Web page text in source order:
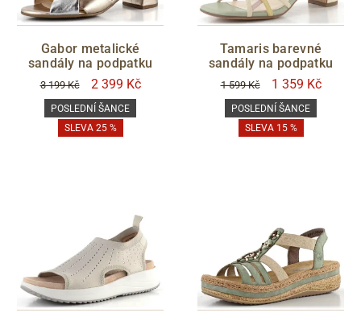
Gabor metalické
sandály na podpatku
3 199 Kč 2 399 Kč
POSLEDNÍ ŠANCE
SLEVA 25 %
Tamaris barevné
sandály na podpatku
1 599 Kč 1 359 Kč
POSLEDNÍ ŠANCE
SLEVA 15 %